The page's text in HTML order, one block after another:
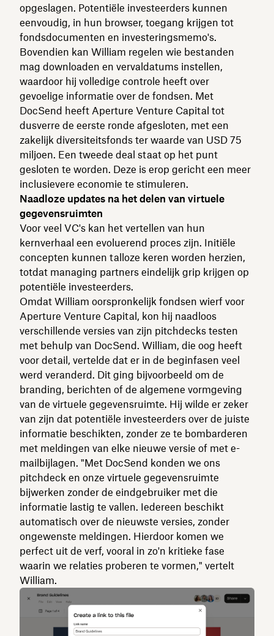
opgeslagen. Potentiële investeerders kunnen
eenvoudig, in hun browser, toegang krijgen tot
fondsdocumenten en investeringsmemo's.
Bovendien kan William regelen wie bestanden
mag downloaden en vervaldatums instellen,
waardoor hij volledige controle heeft over
gevoelige informatie over de fondsen. Met
DocSend heeft Aperture Venture Capital tot
dusverre de eerste ronde afgesloten, met een
zakelijk diversiteitsfonds ter waarde van USD 75
miljoen. Een tweede deal staat op het punt
gesloten te worden. Deze is erop gericht een meer
inclusievere economie te stimuleren.
Naadloze updates na het delen van virtuele
gegevensruimten
Voor veel VC's kan het vertellen van hun
kernverhaal een evoluerend proces zijn. Initiële
concepten kunnen talloze keren worden herzien,
totdat managing partners eindelijk grip krijgen op
potentiële investeerders.
Omdat William oorspronkelijk fondsen wierf voor
Aperture Venture Capital, kon hij naadloos
verschillende versies van zijn pitchdecks testen
met behulp van DocSend. William, die oog heeft
voor detail, vertelde dat er in de beginfasen veel
werd veranderd. Dit ging bijvoorbeeld om de
branding, berichten of de algemene vormgeving
van de virtuele gegevensruimte. Hij wilde er zeker
van zijn dat potentiële investeerders over de juiste
informatie beschikten, zonder ze te bombarderen
met meldingen van elke nieuwe versie of met e-
mailbijlagen. "Met DocSend konden we ons
pitchdeck en onze virtuele gegevensruimte
bijwerken zonder de eindgebruiker met die
informatie lastig te vallen. Iedereen beschikt
automatisch over de nieuwste versies, zonder
ongewenste meldingen. Hierdoor komen we
perfect uit de verf, vooral in zo'n kritieke fase
waarin we relaties proberen te vormen," vertelt
William.